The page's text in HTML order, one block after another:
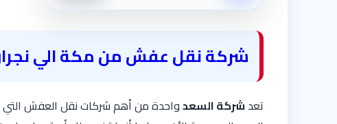
شركة نقل عفش من مكة الي
تعدشركة السعدواحدة من أهم شركات نقل العفش التي